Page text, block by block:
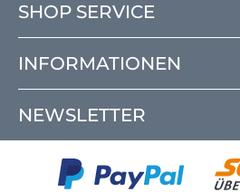
SHOP SERVICE
INFORMATIONEN
NEWSLETTER